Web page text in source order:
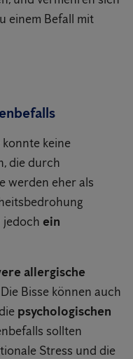
einem Befall mit
konnte keine
die durch
werden eher als
jedoch ein
allergische
Bisse können auch
psychologischen
sollten
Stress und die